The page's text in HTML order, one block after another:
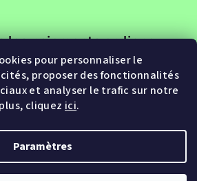
pour personnaliser le
proposer des fonctionnalités
et analyser le trafic sur notre
cliquez ici.
Paramètres
les paiements en ligne